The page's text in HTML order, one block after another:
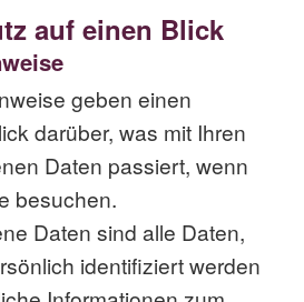
auf einen Blick
geben einen
darüber, was mit Ihren
Daten passiert, wenn
besuchen.
Daten sind alle Daten,
identifiziert werden